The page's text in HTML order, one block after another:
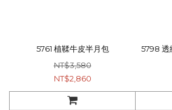
5761 植鞣牛皮半月包
NT$3,580
NT$2,860
5798 透